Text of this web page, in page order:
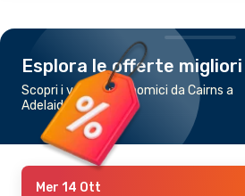
Esplora le offerte migliori
Scopri i voli più economici da Cairns a
Adelaide
Mer 14 Ott